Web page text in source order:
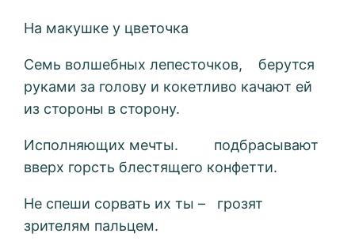
На макушке у цветочка
Семь волшебных лепесточков, берутся
руками за голову и кокетливо качают ей
из стороны в сторону.
Исполняющих мечты. подбрасывают
вверх горсть блестящего конфетти.
Не спеши сорвать их ты – грозят
зрителям пальцем.